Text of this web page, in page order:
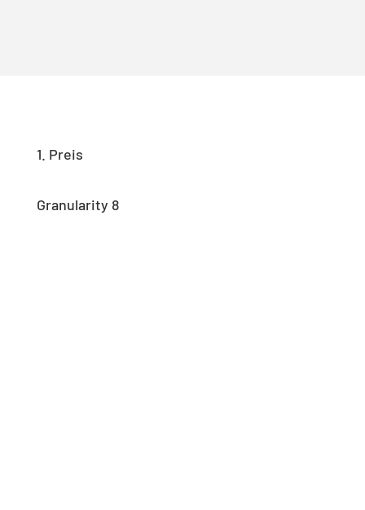
1. Preis
Granularity 8